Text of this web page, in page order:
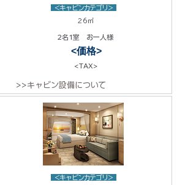
<キャビンカテゴリ>
26㎡
2名1室 お一人様
<価格>
<TAX>
>>キャビン設備について
<キャビンカテゴリ>